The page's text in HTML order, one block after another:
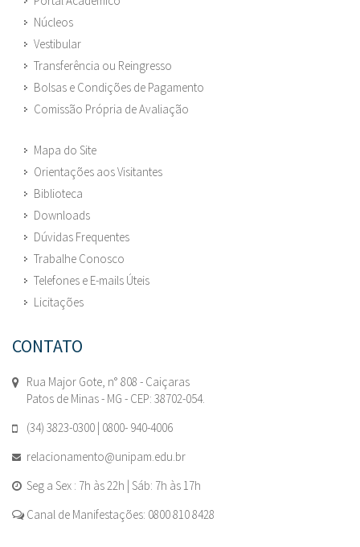
Núcleos
Vestibular
Transferência ou Reingresso
Bolsas e Condições de Pagamento
Comissão Própria de Avaliação
Mapa do Site
Orientações aos Visitantes
Biblioteca
Downloads
Dúvidas Frequentes
Trabalhe Conosco
Telefones e E-mails Úteis
Licitações
CONTATO
Rua Major Gote, n° 808 - Caiçaras
Patos de Minas - MG - CEP: 38702-054.
(34) 3823-0300 | 0800- 940-4006
relacionamento@unipam.edu.br
Seg a Sex : 7h às 22h | Sáb: 7h às 17h
Canal de Manifestações: 0800 810 8428